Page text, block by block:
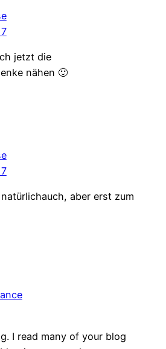
jetzt die
nähen 🙂
aber erst zum
I read many of your blog